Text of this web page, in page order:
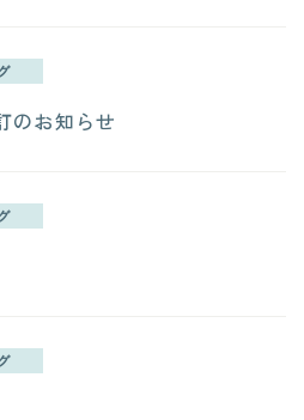
のお知らせ